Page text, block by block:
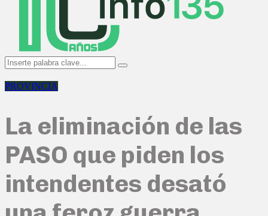
Search
for:
Search
PROVINCIA
La eliminación de las
PASO que piden los
intendentes desató